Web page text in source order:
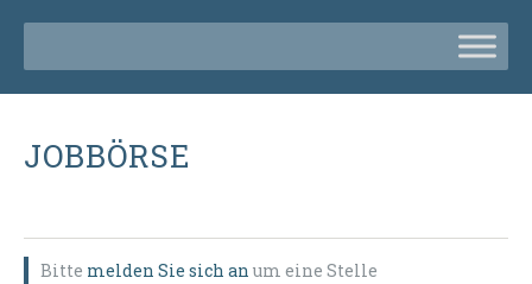
JOBBÖRSE
Bitte melden Sie sich an um eine Stelle